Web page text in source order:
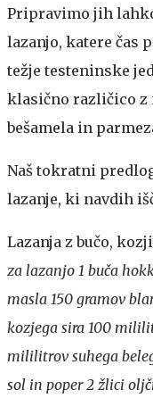
Pripravimo jih
lazanjo, katere čas
težje testeninske
klasično različico z
bešamela in
Naš tokratni
lazanje, ki navdih
Lazanja z bučo,
za lazanjo 1 buča
masla 150 gramov
kozjega sira 100
mililitrov suhega
sol in poper 2 žlici